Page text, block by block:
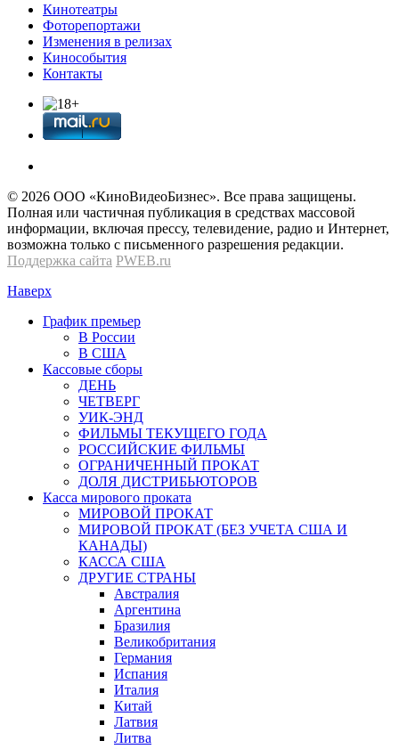
Кинотеатры
Фоторепортажи
Изменения в релизах
Кинособытия
Контакты
© 2026 OOО «КиноВидеоБизнес». Все права защищены.
Полная или частичная публикация в средствах массовой
информации, включая прессу, телевидение, радио и Интернет,
возможна только с письменного разрешения редакции.
Поддержка сайта PWEB.ru
Наверх
График премьер
В России
В США
Кассовые сборы
ДЕНЬ
ЧЕТВЕРГ
УИК-ЭНД
ФИЛЬМЫ ТЕКУЩЕГО ГОДА
РОССИЙСКИЕ ФИЛЬМЫ
ОГРАНИЧЕННЫЙ ПРОКАТ
ДОЛЯ ДИСТРИБЬЮТОРОВ
Касса мирового проката
МИРОВОЙ ПРОКАТ
МИРОВОЙ ПРОКАТ (БЕЗ УЧЕТА США И
КАНАДЫ)
КАССА США
ДРУГИЕ СТРАНЫ
Австралия
Аргентина
Бразилия
Великобритания
Германия
Испания
Италия
Китай
Латвия
Литва